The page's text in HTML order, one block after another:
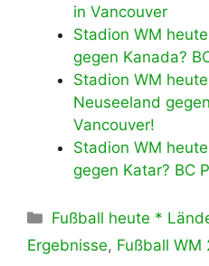
in Vancouver
Stadion WM
gegen Kanada?
Stadion WM
Neuseeland
Vancouver!
Stadion WM
gegen Katar? BC
Kategorien
Fußball heute *
Ergebnisse, Fußball WM